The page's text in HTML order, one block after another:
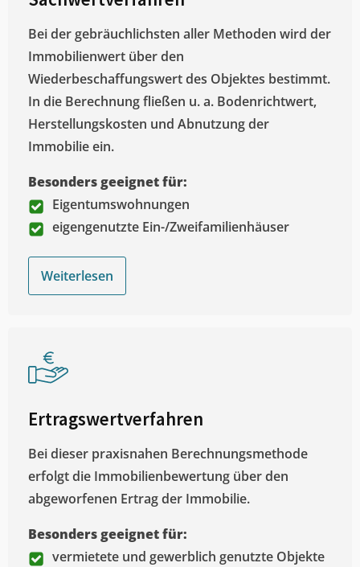
Bei der gebräuchlichsten aller Methoden wird der
Immobilienwert über den
Wiederbeschaffungswert des Objektes bestimmt.
In die Berechnung fließen u. a. Bodenrichtwert,
Herstellungskosten und Abnutzung der
Immobilie ein.
Besonders geeignet für:
Eigentumswohnungen
eigengenutzte Ein-/Zweifamilienhäuser
Weiterlesen
Ertragswertverfahren
Bei dieser praxisnahen Berechnungsmethode
erfolgt die Immobilienbewertung über den
abgeworfenen Ertrag der Immobilie.
Besonders geeignet für:
vermietete und gewerblich genutzte Objekte